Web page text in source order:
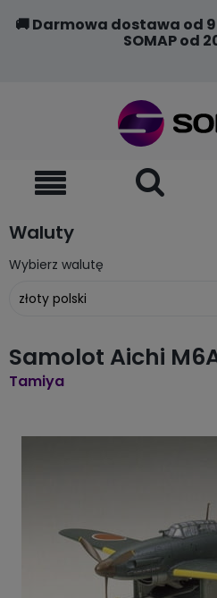
🚚 Darmowa dostawa od
SOMAP od
Waluty
Wybierz walutę
Samolot Aichi
Tamiya